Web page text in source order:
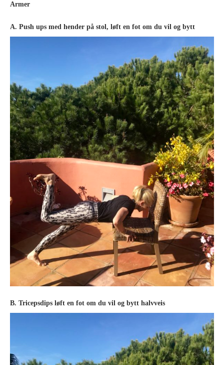
Armer
A. Push ups med hender på stol, løft en fot om du vil og bytt
B. Tricepsdips løft en fot om du vil og bytt halvveis